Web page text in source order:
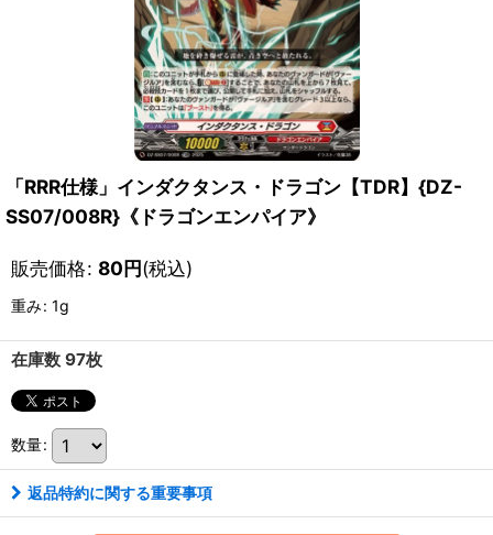
「RRR仕様」インダクタンス・ドラゴン【TDR】{DZ-
SS07/008R}《ドラゴンエンパイア》
販売価格: 80円(税込)
重み: 1g
在庫数 97枚
数量:
返品特約に関する重要事項